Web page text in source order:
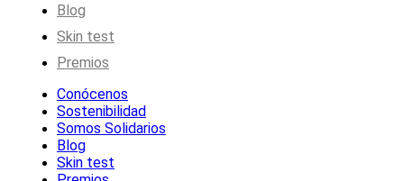
Blog
Skin test
Premios
Conócenos
Sostenibilidad
Somos Solidarios
Blog
Skin test